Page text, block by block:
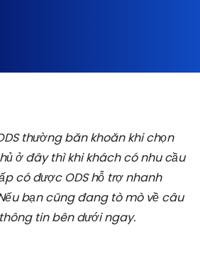
thường băn khoăn khi chọn
ở đây thì khi khách có nhu cầu
có được ODS hỗ trợ nhanh
bạn cũng đang tò mò về câu
tin bên dưới ngay.